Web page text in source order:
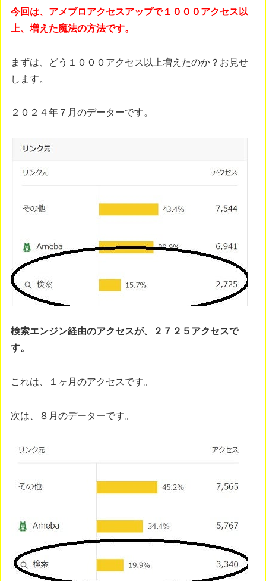
今回は、アメブロアクセスアップで１０００アクセス以
上、増えた魔法の方法です。
まずは、どう１０００アクセス以上増えたのか？お見せ
します。
２０２４年７月のデーターです。
検索エンジン経由のアクセスが、２７２５アクセスで
す。
これは、１ヶ月のアクセスです。
次は、８月のデーターです。